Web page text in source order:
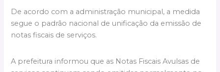
De acordo com a administração municipal, a medida
segue o padrão nacional de unificação da emissão de
notas fiscais de serviços.
A prefeitura informou que as Notas Fiscais Avulsas de